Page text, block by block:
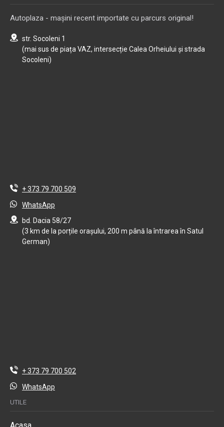
Autoplaza - mașini recent importate cu parcurs original!
str. Socoleni 1
(mai sus de piața VAZ, intersecție Calea Orheiului și strada
Socoleni)
+ 373 79 700 509
WhatsApp
bd. Dacia 58/27
(3 km de la porțile orașului, 200 m până la întrarea în Satul
German)
+ 373 79 700 502
WhatsApp
UTILE